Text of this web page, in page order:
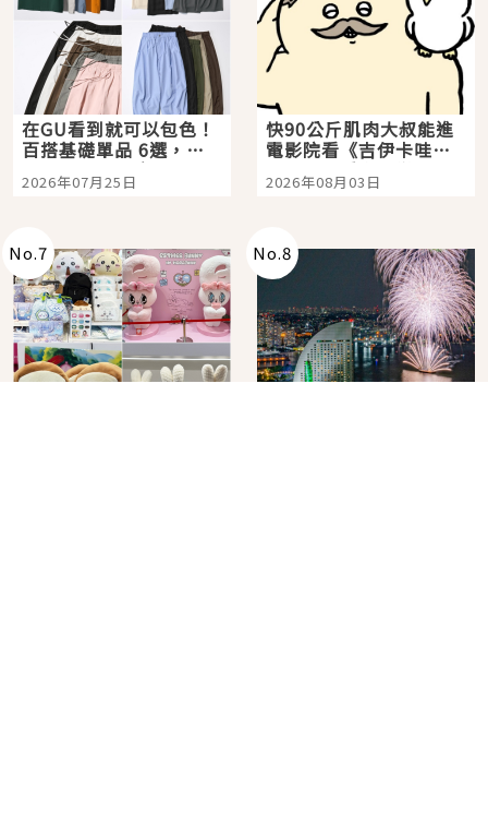
在GU看到就可以包色！
百搭基礎單品 6選，閉
眼全收也不心疼
2026年07月25日
快90公斤肌肉大叔能進
電影院看《吉伊卡哇》
嗎？日本重金屬樂團
「打首」會長與nagano
2026年08月03日
No.7 No.8